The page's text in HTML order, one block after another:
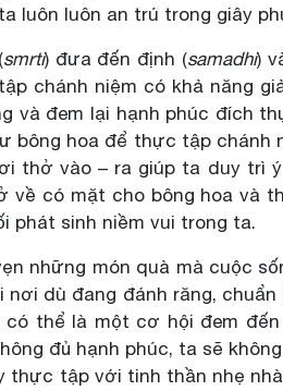
luôn luôn an trú trong giây
smrti) đưa đến định (samadhi)
chánh niệm có khả năng
và đem lại hạnh phúc đích
bông hoa để thực tập chánh
thở vào – ra giúp ta duy trì
về có mặt cho bông hoa và
phát sinh niềm vui trong ta.
những món quà mà cuộc
nơi dù đang đánh răng,
thể là một cơ hội đem
đủ hạnh phúc, ta sẽ
thực tập với tinh thần nhẹ